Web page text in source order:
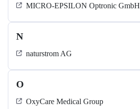
MICRO-EPSILON Optronic GmbH
N
naturstrom AG
O
OxyCare Medical Group